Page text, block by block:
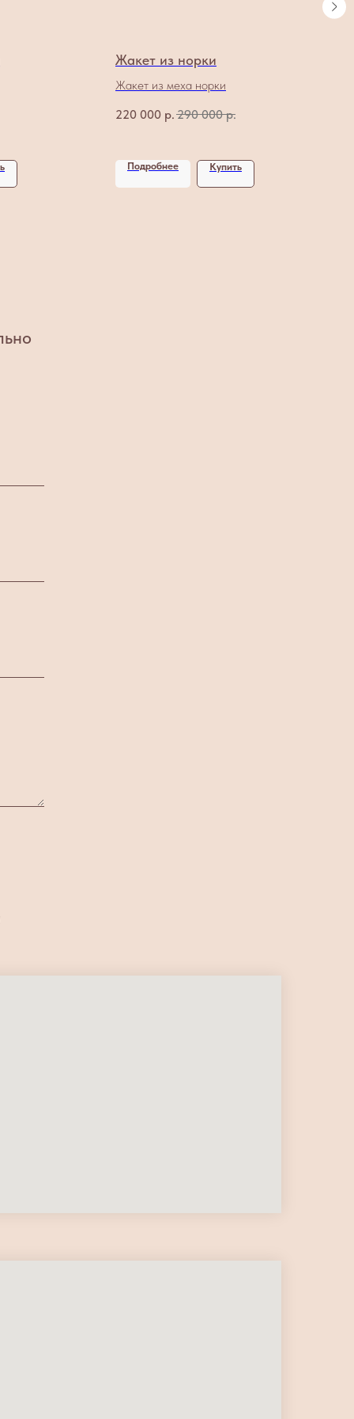
Жакет из норки
Жакет из меха норки
220 000 р. 290 000 р.
Подробнее Купить